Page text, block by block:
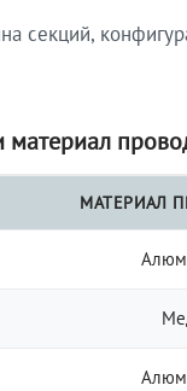
секций,
МАТЕРИАЛ